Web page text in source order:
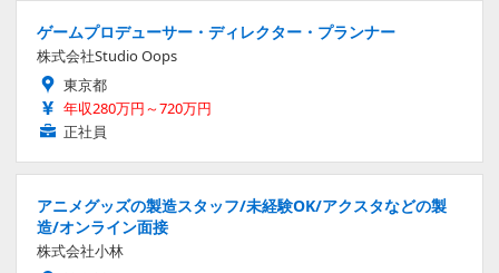
ゲームプロデューサー・ディレクター・プランナー
株式会社Studio Oops
東京都
年収280万円～720万円
正社員
アニメグッズの製造スタッフ/未経験OK/アクスタなどの製
造/オンライン面接
株式会社小林